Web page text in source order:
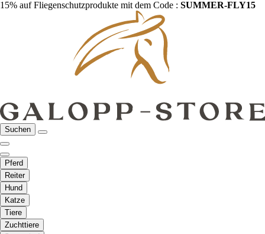
15% auf Fliegenschutzprodukte mit dem Code : SUMMER-FLY15
Suchen
Pferd
Reiter
Hund
Katze
Tiere
Zuchttiere